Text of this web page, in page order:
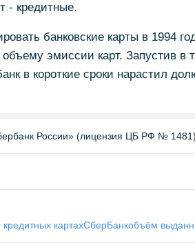
- кредитные.
банковские карты в 1994
эмиссии карт. Запустив в
в короткие сроки нарастил
России» (лицензия ЦБ РФ № 1481)
картахСберБанкобъём